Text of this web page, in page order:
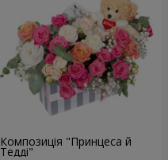
Композиція "Принцеса й
Тедді"